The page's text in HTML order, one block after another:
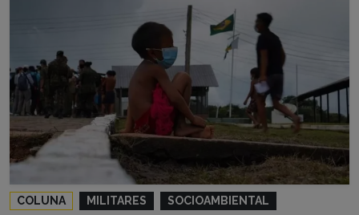
COLUNA MILITARES SOCIOAMBIENTAL